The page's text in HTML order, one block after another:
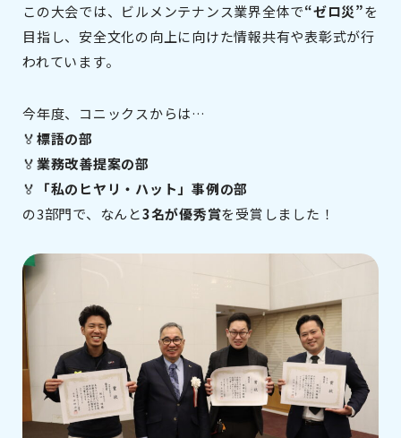
この大会では、ビルメンテナンス業界全体で“ゼロ災”を
目指し、安全文化の向上に向けた情報共有や表彰式が行
われています。
今年度、コニックスからは…
🏅標語の部
🏅業務改善提案の部
🏅
「私のヒヤリ・ハット」事例の部
の3部門で、なんと3名が優秀賞を受賞しました！